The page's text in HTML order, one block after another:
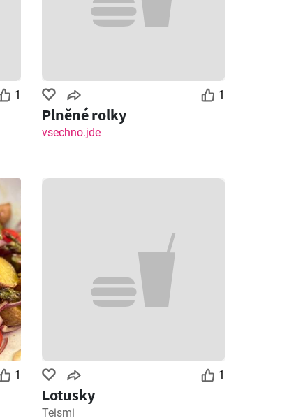
1 1
Plněné rolky
vsechno.jde
1 1
Lotusky
Teismi